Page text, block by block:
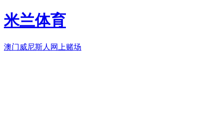
米兰体育
澳门威尼斯人网上赌场